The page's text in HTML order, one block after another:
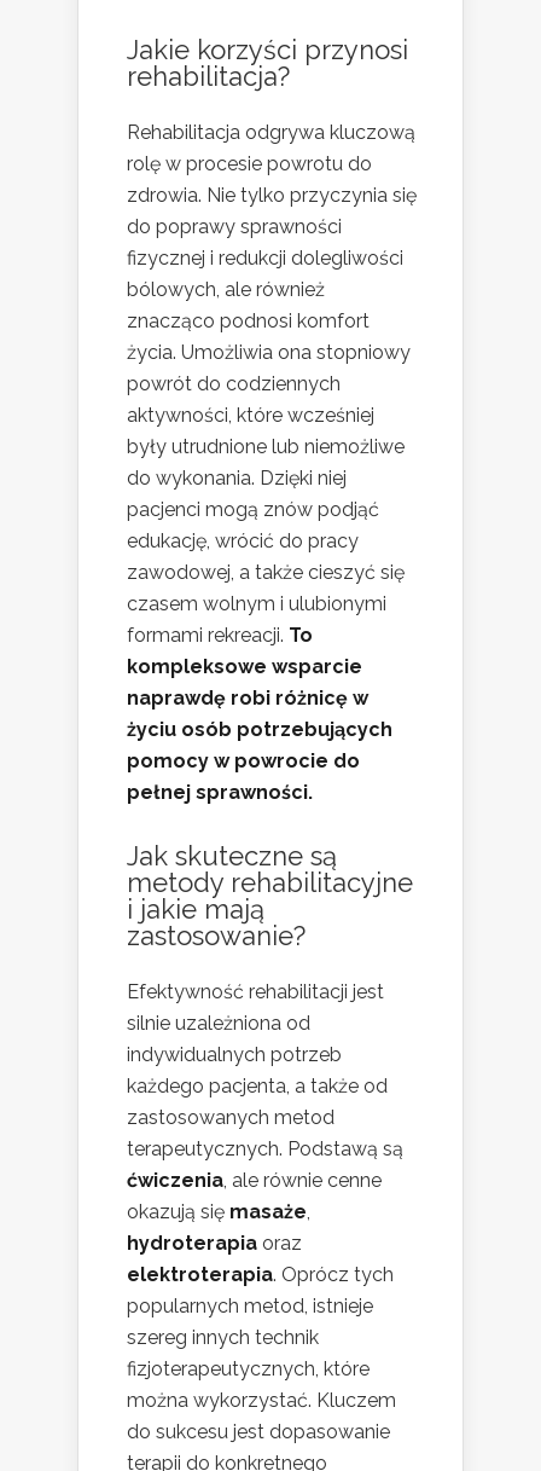
Jakie korzyści przynosi
rehabilitacja?
Rehabilitacja odgrywa kluczową
rolę w procesie powrotu do
zdrowia. Nie tylko przyczynia się
do poprawy sprawności
fizycznej i redukcji dolegliwości
bólowych, ale również
znacząco podnosi komfort
życia. Umożliwia ona stopniowy
powrót do codziennych
aktywności, które wcześniej
były utrudnione lub niemożliwe
do wykonania. Dzięki niej
pacjenci mogą znów podjąć
edukację, wrócić do pracy
zawodowej, a także cieszyć się
czasem wolnym i ulubionymi
formami rekreacji. To
kompleksowe wsparcie
naprawdę robi różnicę w
życiu osób potrzebujących
pomocy w powrocie do
pełnej sprawności.
Jak skuteczne są
metody rehabilitacyjne
i jakie mają
zastosowanie?
Efektywność rehabilitacji jest
silnie uzależniona od
indywidualnych potrzeb
każdego pacjenta, a także od
zastosowanych metod
terapeutycznych. Podstawą są
ćwiczenia, ale równie cenne
okazują się masaże,
hydroterapia oraz
elektroterapia. Oprócz tych
popularnych metod, istnieje
szereg innych technik
fizjoterapeutycznych, które
można wykorzystać. Kluczem
do sukcesu jest dopasowanie
terapii do konkretnego